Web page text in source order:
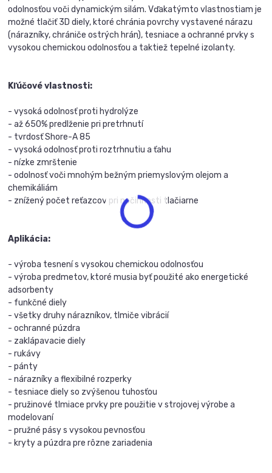
odolnosťou voči dynamickým silám. Vďakatýmto vlastnostiam je
možné tlačiť 3D diely, ktoré chránia povrchy vystavené nárazu
(nárazníky, chrániče ostrých hrán), tesniace a ochranné prvky s
vysokou chemickou odolnosťou a taktiež tepelné izolanty.
Kľúčové vlastnosti:
- vysoká odolnosť proti hydrolýze
- až 650% predlženie pri pretrhnutí
- tvrdosť Shore-A 85
- vysoká odolnosť proti roztrhnutiu a ťahu
- nízke zmrštenie
- odolnosť voči mnohým bežným priemyslovým olejom a
chemikáliám
- znížený počet reťazcov pri nečinnosti tlačiarne
Aplikácia:
- výroba tesnení s vysokou chemickou odolnosťou
- výroba predmetov, ktoré musia byť použité ako energetické
adsorbenty
- funkčné diely
- všetky druhy nárazníkov, tlmiče vibrácií
- ochranné púzdra
- zaklápavacie diely
- rukávy
- pánty
- nárazníky a flexibilné rozperky
- tesniace diely so zvýšenou tuhosťou
- pružinové tlmiace prvky pre použitie v strojovej výrobe a
modelovaní
- pružné pásy s vysokou pevnosťou
- kryty a púzdra pre rôzne zariadenia